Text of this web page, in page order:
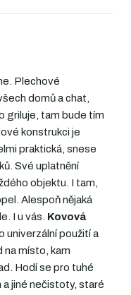
Plechové
domů a chat,
griluje, tam bude tím
konstrukci je
praktická, snese
Své uplatnění
objektu. I tam,
Alespoň nějaká
I u vás. Kovová
univerzální použití a
na místo, kam
Hodí se pro tuhé
jiné nečistoty, staré